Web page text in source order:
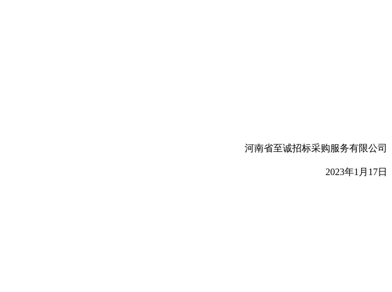
河南省至诚招标采购服务有限公司
2023年1月17日